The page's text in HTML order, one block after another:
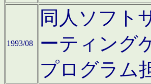
1993/08
同人ソフト
ーティング
プログラム